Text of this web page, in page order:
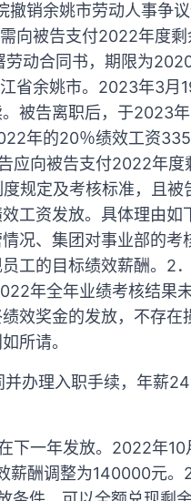
撤销余姚市劳动人事争
向被告支付2022年度
动合同书，期限为
省余姚市。2023年3月
被告离职后，于2023
年的20％绩效工资
应向被告支付2022年度
规定及考核标准，且被
工资发放。具体理由如
况、集团对事业部的考
工的目标绩效薪酬。2
年全年业绩考核结果
效奖金的发放，不存在
所请。
办理入职手续，年薪
下一年发放。2022年10
薪酬调整为140000元